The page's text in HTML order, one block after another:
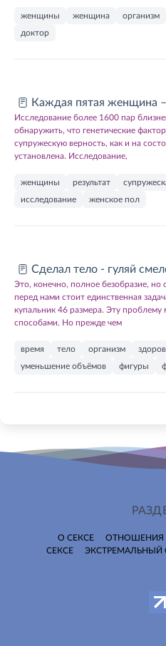
женщины женщина организм
доктор
Каждая пятая женщина
Исследование более 1600 пар
обнаружить, что генетические
супружескую верность, как и на
установлена. Исследование,
женщины результат
исследование
женское пол
Сделал тело - гуляй
Это, конечно, полное безобразие,
перед нами стоит единственная
купальник 46 размера. Эту
способами. Но прежде чем
время тело организм
уменьшение объёмов
фигуры
О СЕКСЕ ОТНОШЕНИЯ
СЕКСЕ
ЭКСТРЕМАЛЬНЫЙ